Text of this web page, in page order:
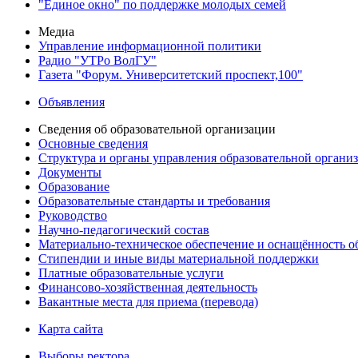
"Единое окно" по поддержке молодых семей
Медиа
Управление информационной политики
Радио "УТРо ВолГУ"
Газета "Форум. Университетский проспект,100"
Объявления
Сведения об образовательной организации
Основные сведения
Структура и органы управления образовательной
Документы
Образование
Образовательные стандарты и требования
Руководство
Научно-педагогический состав
Материально-техническое обеспечение и оснащённость
Стипендии и иные виды материальной поддержки
Платные образовательные услуги
Финансово-хозяйственная деятельность
Вакантные места для приема (перевода)
Карта сайта